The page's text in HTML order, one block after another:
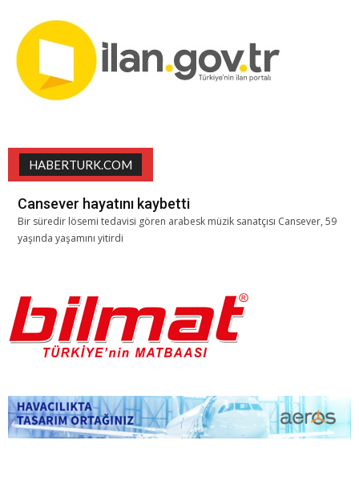
HABERTURK.COM
Cansever hayatını kaybetti
Bir süredir lösemi tedavisi gören arabesk müzik sanatçısı Cansever, 59
yaşında yaşamını yitirdi